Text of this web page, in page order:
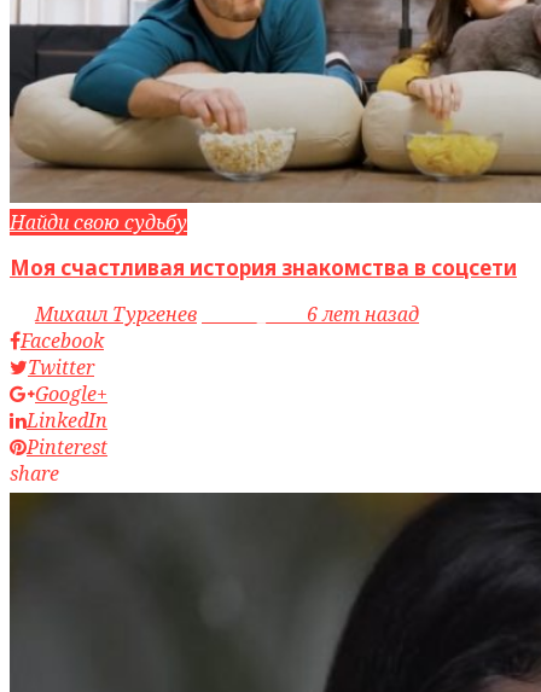
Найди свою судьбу
Моя счастливая история знакомства в соцсети
byМихаил Тургенев
6 лет назад
Facebook
Twitter
Google+
LinkedIn
Pinterest
share